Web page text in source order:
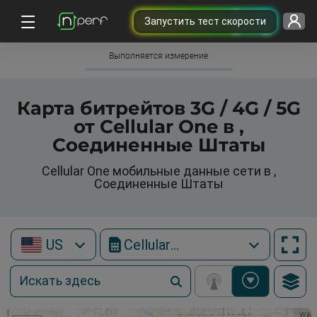
Запустить тест скорости
Выполняется измерение
Карта битрейтов 3G / 4G / 5G
от Cellular One в ,
Соединенные Штаты
Cellular One мобильные данные сети в ,
Соединенные Штаты
US Cellular One